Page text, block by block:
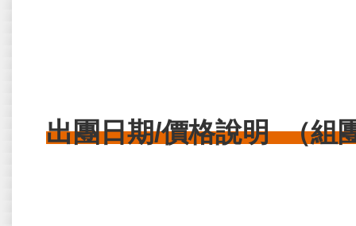
出團日期/價格說明 （組